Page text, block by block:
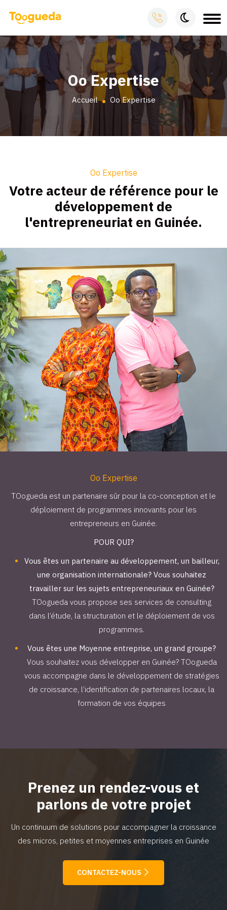
Oo Expertise
Accueil Oo Expertise
Oo Expertise
Votre acteur de référence pour le
développement de
l'entrepreneuriat en Guinée.
Oo Expertise
TOogueda est un partenaire sûr pour la co-conception et le
déploiement de programmes innovants pour les
entrepreneurs en Guinée.
POUR QUI?
Vous êtes un partenaire au développement, un bailleur,
une organisation internationale? Vous souhaitez
travailler sur les sujets entrepreneuriaux en Guinée?
TOogueda vous propose ses services de consulting
dans l’étude, la structuration et le déploiement de vos
programmes.
Vous êtes une Moyenne entreprise, un grand groupe?
Vous souhaitez vous développer en Guinée? TOogueda
vous accompagne dans le développement de stratégies
de croissance, l’identification de partenaires locaux, la
formation de vos équipes
Prenez un rendez-vous et
parlons de votre projet
Un continuum de solutions pour accompagner la croissance
des micros, petites et moyennes entreprises en Guinée
CONTACTEZ-NOUS